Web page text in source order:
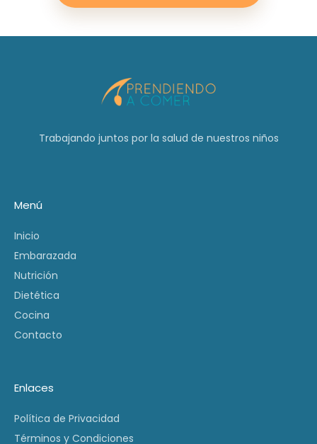
Trabajando juntos por la salud de nuestros niños
Menú
Inicio
Embarazada
Nutrición
Dietética
Cocina
Contacto
Enlaces
Política de Privacidad
Términos y Condiciones